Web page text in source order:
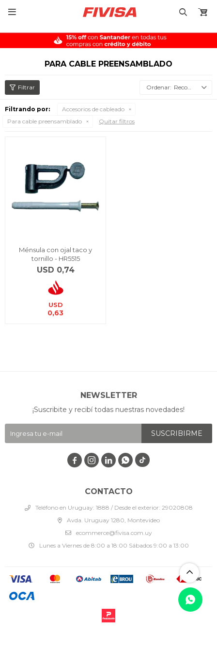

PARA CABLE PREENSAMBLADO
Recomendados
Filtrando por:
Accesorios de cableado
Para cable preensamblado
Quitar filtros
Ménsula con ojal taco y
tornillo - HR5515
USD 0,74
USD
0,63
CONTACTO
Teléfono en Uruguay: 1888 / Desde el exterior: 29020808
Avda. Uruguay 1280, Montevideo
ecommerce@fivisa.com.uy
Lunes a Viernes de 8:00 a 18:00 Sábados 9:00 a 13:00
NEWSLETTER
¡Suscribite y recibí todas nuestras novedades!
SUSCRIBIRME
   